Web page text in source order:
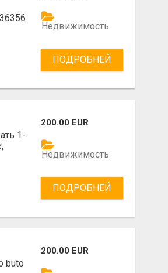
Недвижимость
ПОДРОБНЕЙ
1-
200.00 EUR
Недвижимость
ПОДРОБНЕЙ
buto
200.00 EUR